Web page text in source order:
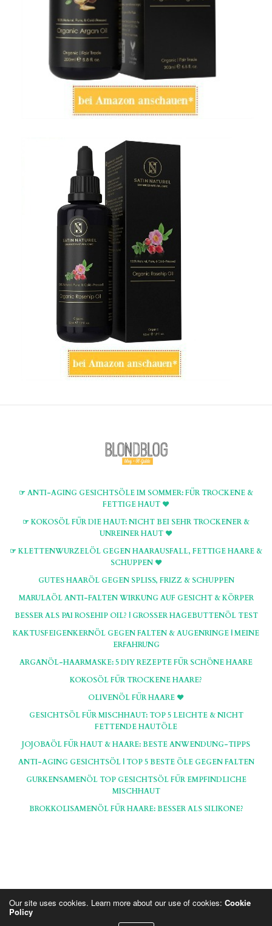
☞ ANTI-AGING GESICHTSÖLE IM SOMMER: FÜR TROCKENE &
FETTIGE HAUT ♥
☞ KOKOSÖL FÜR DIE HAUT: NICHT BEI SEHR TROCKENER &
UNREINER HAUT ♥
☞ KLETTENWURZELÖL GEGEN HAARAUSFALL, FETTIGE HAARE &
SCHUPPEN ♥
GUTES HAARÖL GEGEN SPLISS, FRIZZ & SCHUPPEN
MARULAÖL ANTI-FALTEN WIRKUNG AUF GESICHT & KÖRPER
BESSER ALS PAI ROSEHIP OIL? | GROSSER HAGEBUTTENÖL TEST
KAKTUSFEIGENKERNÖL GEGEN FALTEN & AUGENRINGE | MEINE
ERFAHRUNG
ARGANÖL-HAARMASKE: 5 DIY REZEPTE FÜR SCHÖNE HAARE
KOKOSÖL FÜR TROCKENE HAARE?
OLIVENÖL FÜR HAARE ♥
GESICHTSÖL FÜR MISCHHAUT: TOP 5 LEICHTE & NICHT
FETTENDE HAUTÖLE
JOJOBAÖL FÜR HAUT & HAARE: BESTE ANWENDUNG-TIPPS
ANTI-AGING GESICHTSÖL | TOP 5 BESTE ÖLE GEGEN FALTEN
GURKENSAMENÖL TOP GESICHTSÖL FÜR EMPFINDLICHE
MISCHHAUT
BROKKOLISAMENÖL FÜR HAARE: BESSER ALS SILIKONE?
Hinweis: Die Seiten und Artikel auf BlondBlog beinhalten teils Affiliate, die mit * markiert sind.
Our site uses cookies. Learn more about our use of cookies: Cookie
Policy